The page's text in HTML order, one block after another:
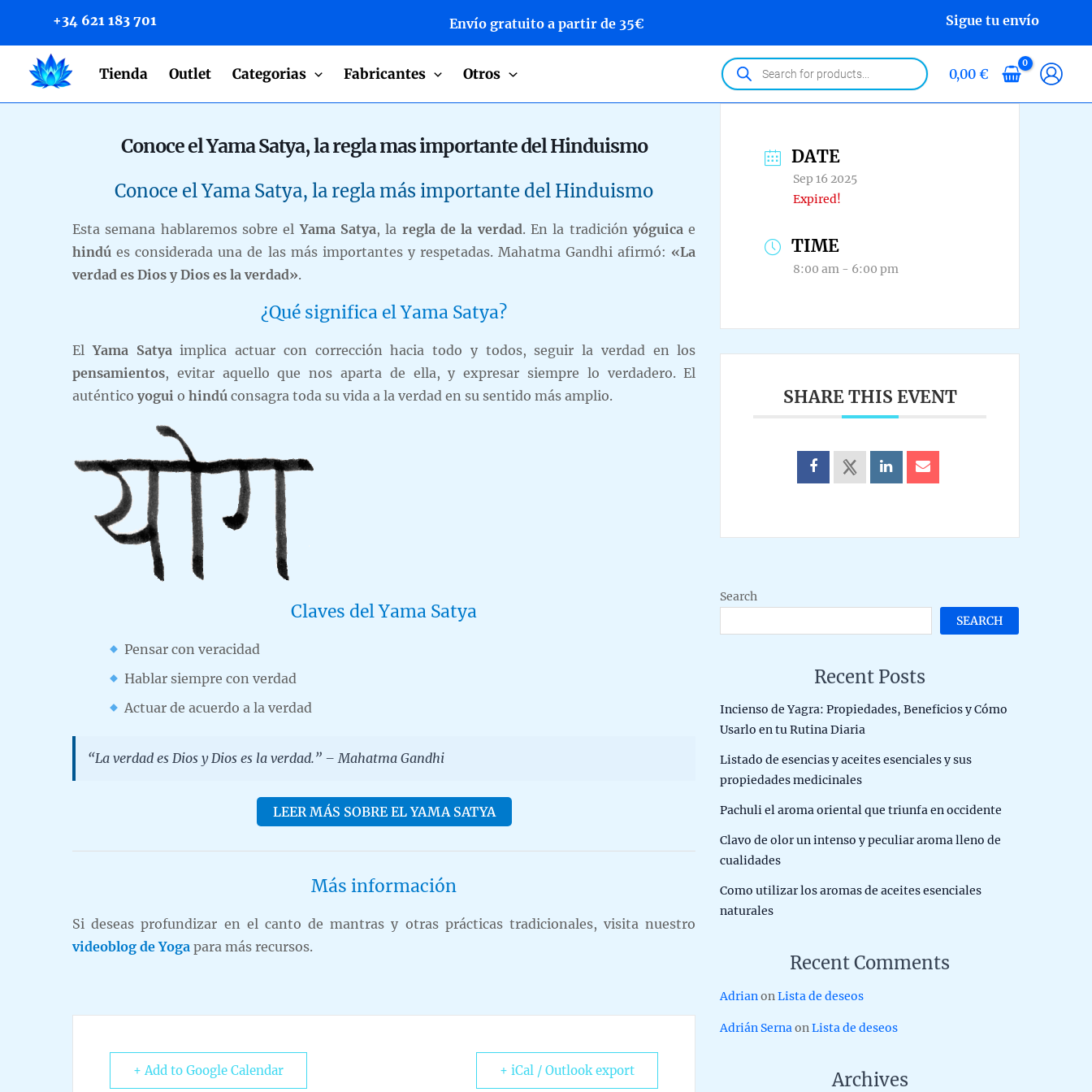
+34 621 183 701 Envío gratuito a partir de 35€ Sigue tu envío
Tienda Outlet Categorias Fabricantes Otros
Products
search
0,00 €
Conoce el Yama Satya, la regla mas importante del Hinduismo
Conoce el Yama Satya, la regla más importante del Hinduismo
Esta semana hablaremos sobre elYama Satya, la regla de la verdad. En la tradiciónyóguica e
hindú es considerada una de las más importantes y respetadas. Mahatma Gandhi afirmó: «La
verdad es Dios y Dios es la verdad».
¿Qué significa el Yama Satya?
ElYama Satyaimplica actuar con corrección hacia todo y todos, seguir la verdad en los
pensamientos, evitar aquello que nos aparta de ella, y expresar siempre lo verdadero. El
auténticoyogui o hindú consagra toda su vida a la verdad en su sentido más amplio.
Claves del Yama Satya
Pensar con veracidad
Hablar siempre con verdad
Actuar de acuerdo a la verdad
“La verdad es Dios y Dios es la verdad.” – Mahatma Gandhi
LEER MÁS SOBRE EL YAMA SATYA
Más información
Si deseas profundizar en el canto de mantras y otras prácticas tradicionales, visita nuestro
videoblog de Yoga para más recursos.
+ Add to Google Calendar + iCal / Outlook export
DATE
Sep 16 2025
Expired!
TIME
8:00 am - 6:00 pm
SHARE THIS EVENT
Search
SEARCH
Recent Posts
Incienso de Yagra: Propiedades, Beneficios y Cómo
Usarlo en tu Rutina Diaria
Listado de esencias y aceites esenciales y sus
propiedades medicinales
Pachuli el aroma oriental que triunfa en occidente
Clavo de olor un intenso y peculiar aroma lleno de
cualidades
Como utilizar los aromas de aceites esenciales
naturales
Recent Comments
Adrian onLista de deseos
Adrián Serna onLista de deseos
Archives